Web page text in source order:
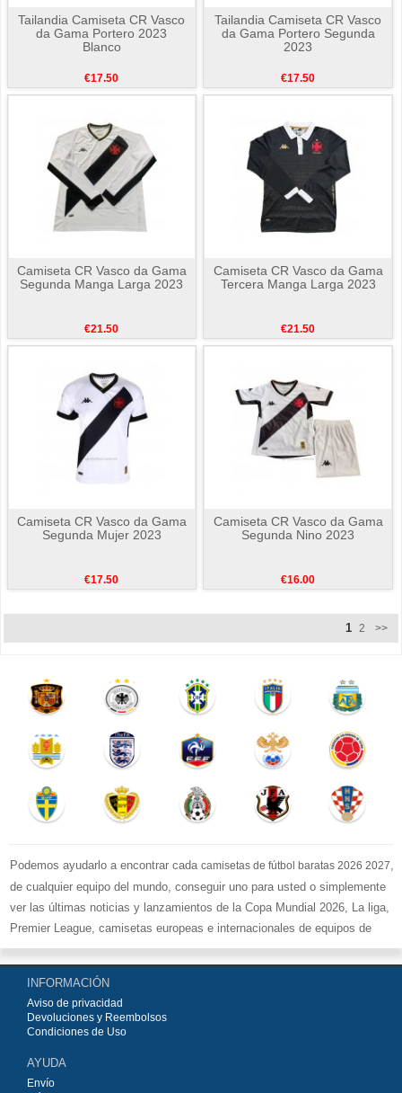
Tailandia Camiseta CR Vasco
da Gama Portero 2023
Blanco
€17.50
Tailandia Camiseta CR Vasco
da Gama Portero Segunda
2023
€17.50
Camiseta CR Vasco da Gama
Segunda Manga Larga 2023
€21.50
Camiseta CR Vasco da Gama
Tercera Manga Larga 2023
€21.50
Camiseta CR Vasco da Gama
Segunda Mujer 2023
€17.50
Camiseta CR Vasco da Gama
Segunda Nino 2023
€16.00
1 2 >>
Podemos ayudarlo a encontrar cada camisetas de fútbol baratas 2026 2027
de cualquier equipo del mundo, conseguir uno para usted o simplemente
ver las últimas noticias y lanzamientos de la Copa Mundial 2026, La liga,
Premier League, camisetas europeas e internacionales de equipos de
fútbol y kits.
Comprecamisetas de fútbol baratas replicasen la tienda deportiva
más grande de Europa. ¡Grandes ofertas en todas las camisetas del club
de fútbol, ​​kits europeos e internacionales, todo a los precios más bajos!
Compre nuestra gran selección de
INFORMACIÓN
Aviso de privacidad
Devoluciones y Reembolsos
Condiciones de Uso
AYUDA
Envío